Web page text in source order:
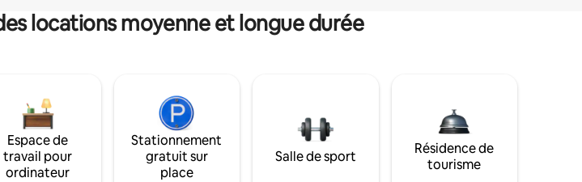
locations moyenne et longue durée
Espace de
travail pour
ordinateur
Stationnement
gratuit sur
place
Salle de sport
Résidence de
tourisme